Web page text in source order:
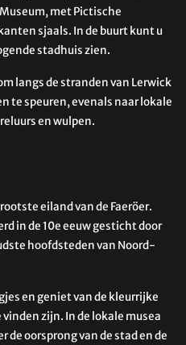
met Pictische
sjaals. In de buurt kunt u
stadhuis zien.
langs de stranden van Lerwick
te speuren, evenals naar lokale
en wulpen.
eiland van de Faeröer.
in de 10e eeuw gesticht door
hoofdsteden van Noord-
en geniet van de kleurrijke
zijn. In de lokale musea
de oorsprong van de stad en de